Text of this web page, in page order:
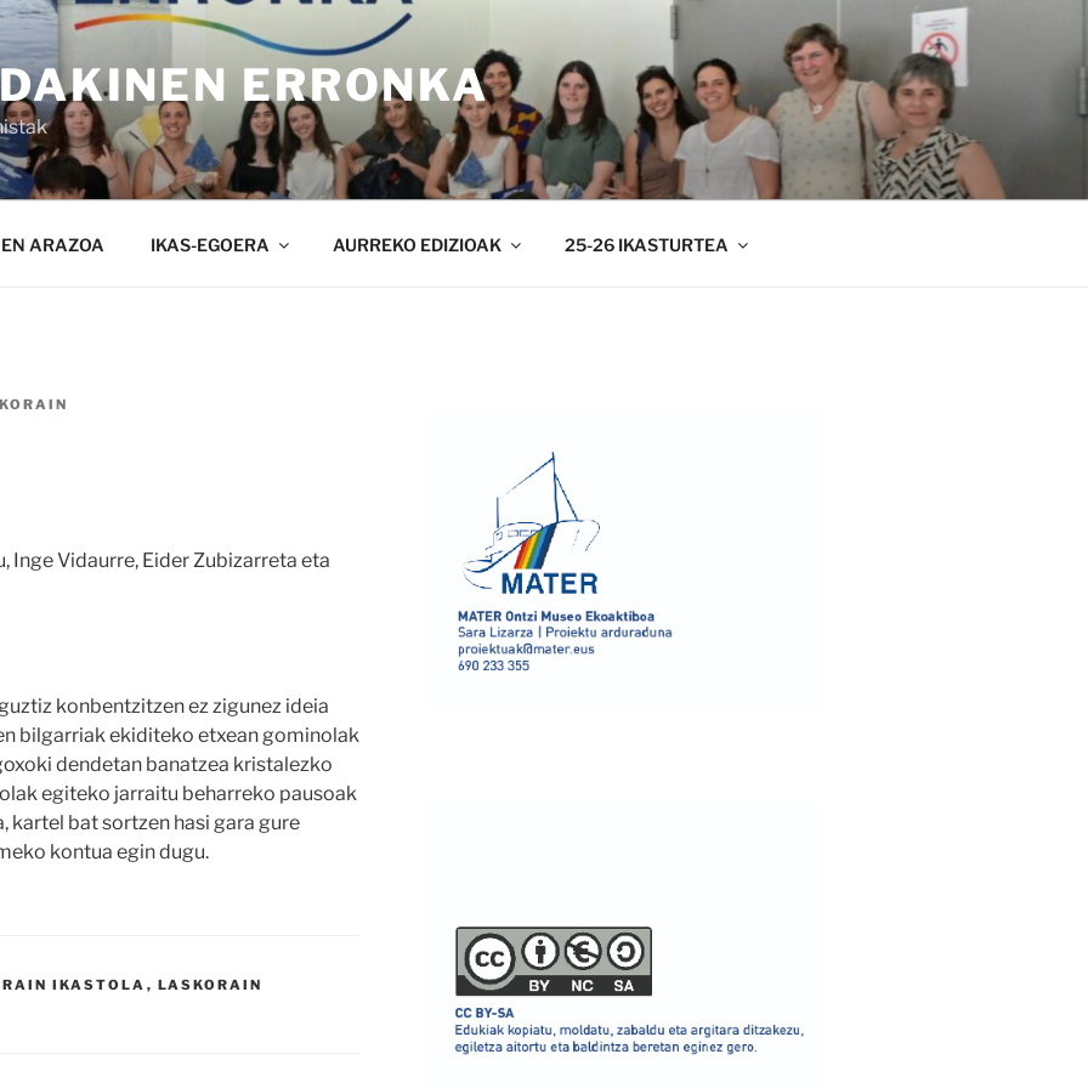
ERRONKA
ARAZOA IKAS-EGOERA AURREKO EDIZIOAK 25-26 IKASTURTEA
Inge Vidaurre, Eider Zubizarreta eta
konbentzitzen ez zigunez ideia
bilgarriak ekiditeko etxean gominolak
dendetan banatzea kristalezko
egiteko jarraitu beharreko pausoak
kartel bat sortzen hasi gara gure
kontua egin dugu.
IKASTOLA , LASKORAIN